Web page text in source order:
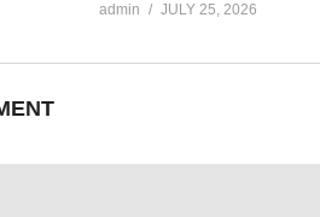
admin JULY 25, 2026